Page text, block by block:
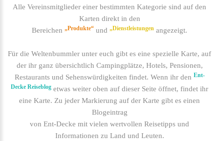
Alle Vereinsmitglieder einer bestimmten Kategorie sind auf den
Karten direkt in den
Bereichen „Produkte“ und „Dienstleistungen angezeigt.
Für die Weltenbummler unter euch gibt es eine spezielle Karte, auf
der ihr ganz übersichtlich Campingplätze, Hotels, Pensionen,
Restaurants und Sehenswürdigkeiten findet. Wenn ihr den Ent-
Decke Reiseblog etwas weiter oben auf dieser Seite öffnet, findet ihr
eine Karte. Zu jeder Markierung auf der Karte gibt es einen
Blogeintrag
von Ent-Decke mit vielen wertvollen Reisetipps und
Informationen zu Land und Leuten.